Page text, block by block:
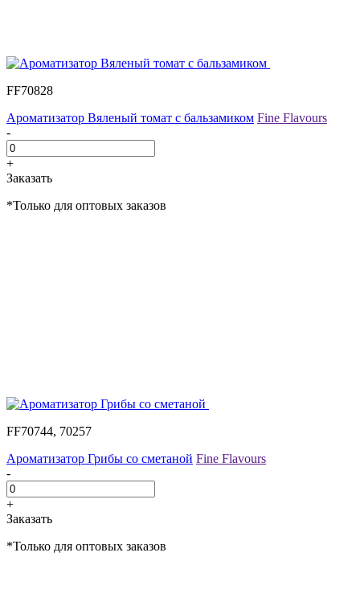
FF70828
Ароматизатор Вяленый томат с бальзамиком Fine Flavours
-
+
Заказать
*Только для оптовых заказов
FF70744, 70257
Ароматизатор Грибы со сметаной Fine Flavours
-
+
Заказать
*Только для оптовых заказов